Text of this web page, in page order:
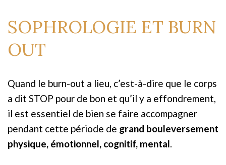
SOPHROLOGIE ET BURN
OUT
Quand le burn-out a lieu, c’est-à-dire que le corps
a dit STOP pour de bon et qu’il y a effondrement,
il est essentiel de bien se faire accompagner
pendant cette période de grand bouleversement
physique, émotionnel, cognitif, mental.